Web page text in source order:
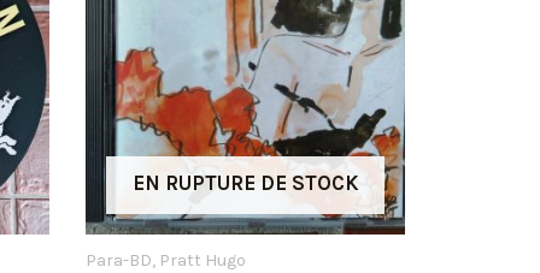
EN RUPTURE DE STOCK
Para-BD Pratt Hugo